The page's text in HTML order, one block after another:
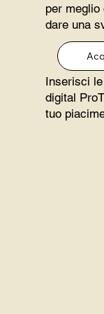
per
dare una
Inserisci
digital
tuo